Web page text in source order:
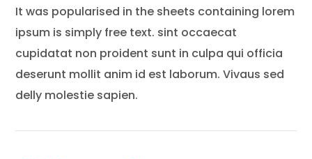
It was popularised in the sheets containing lorem
ipsum is simply free text. sint occaecat
cupidatat non proident sunt in culpa qui officia
deserunt mollit anim id est laborum. Vivaus sed
delly molestie sapien.